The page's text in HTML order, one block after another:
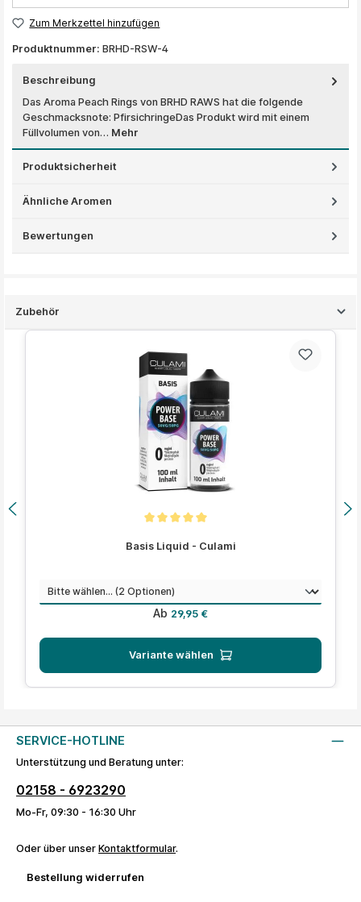
Zum Merkzettel hinzufügen
Produktnummer: BRHD-RSW-4
Beschreibung
Das Aroma Peach Rings von BRHD RAWS hat die folgende
Geschmacksnote: PfirsichringeDas Produkt wird mit einem
Füllvolumen von… Mehr
Produktsicherheit
Ähnliche Aromen
Bewertungen
Zubehör
Produktgalerie überspringen
Basis Liquid - Culami
Mengeauswählen
Regulärer Preis:
Ab 29,95 €
Variante wählen
SERVICE-HOTLINE
Unterstützung und Beratung unter:
02158 - 6923290
Mo-Fr, 09:30 - 16:30 Uhr
Oder über unser Kontaktformular.
Bestellung widerrufen